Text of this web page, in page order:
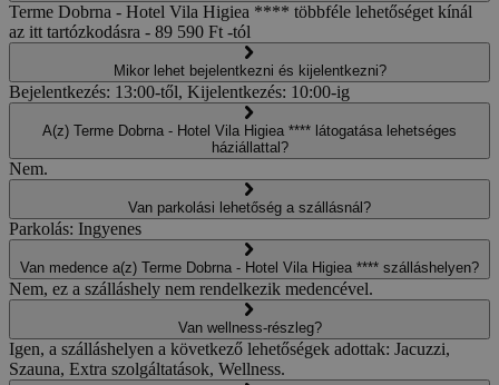
Terme Dobrna - Hotel Vila Higiea **** többféle lehetőséget kínál
az itt tartózkodásra - 89 590 Ft -tól
Mikor lehet bejelentkezni és kijelentkezni?
Bejelentkezés: 13:00-től, Kijelentkezés: 10:00-ig
A(z) Terme Dobrna - Hotel Vila Higiea **** látogatása lehetséges
háziállattal?
Nem.
Van parkolási lehetőség a szállásnál?
Parkolás: Ingyenes
Van medence a(z) Terme Dobrna - Hotel Vila Higiea **** szálláshelyen?
Nem, ez a szálláshely nem rendelkezik medencével.
Van wellness-részleg?
Igen, a szálláshelyen a következő lehetőségek adottak: Jacuzzi,
Szauna, Extra szolgáltatások, Wellness.